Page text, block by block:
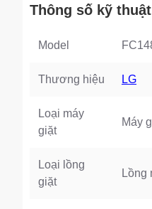
Thông số kỹ
Model
Thương hiệu LG
Loại máy
giặt
Máy
Loại lồng
giặt
Lồng